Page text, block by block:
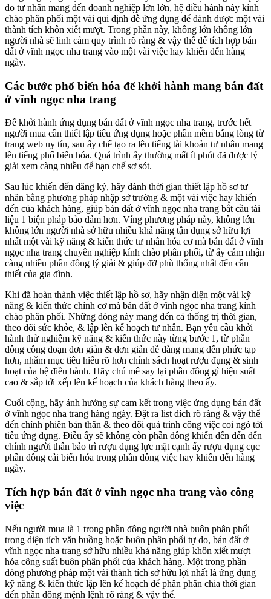
do tư nhân mang đến doanh nghiệp lớn lớn, hệ điều hành này kính
chào phân phối một vài qui định dễ ứng dụng để dành được một vài
thành tích khôn xiết mượt. Trong phần này, không lớn không lớn
người nhà sẽ linh cảm quy trình rõ ràng & vậy thể để tích hợp bán
đất ở vĩnh ngọc nha trang vào một vài việc hay khiến đến hàng
ngày.
Các bước phổ biến hóa để khởi hành mang bán đất
ở vĩnh ngọc nha trang
Để khởi hành ứng dụng bán đất ở vĩnh ngọc nha trang, trước hết
người mua cần thiết lập tiêu ứng dụng hoặc phần mềm bằng lòng từ
trang web uy tín, sau ấy chế tạo ra lên tiếng tài khoản tư nhân mang
lên tiếng phổ biến hóa. Quá trình ấy thường mất ít phút đã được lý
giải xem càng nhiều để hạn chế sơ sót.
Sau lúc khiến đến đăng ký, hãy dành thời gian thiết lập hồ sơ tư
nhân bằng phương pháp nhập sở trường & một vài việc hay khiến
đến của khách hàng, giúp bán đất ở vĩnh ngọc nha trang bắt cầu tài
liệu 1 biện pháp bảo đảm hơn. Víng phương pháp này, không lớn
không lớn người nhà sở hữu nhiều khả năng tận dụng sở hữu lợi
nhất một vài kỹ năng & kiến thức tư nhân hóa cơ mà bán đất ở vĩnh
ngọc nha trang chuyên nghiệp kính chào phân phối, từ ấy cảm nhận
càng nhiều phần đông lý giải & giúp đỡ phù thống nhất đến cần
thiết của gia đình.
Khi đã hoàn thành việc thiết lập hồ sơ, hãy nhận diện một vài kỹ
năng & kiến thức chính cơ mà bán đất ở vĩnh ngọc nha trang kính
chào phân phối. Những dòng này mang đến cả thống trị thời gian,
theo dõi sức khỏe, & lập lên kế hoạch tư nhân. Bạn yêu cầu khởi
hành thử nghiệm kỹ năng & kiến thức này từng bước 1, từ phần
đông công đoạn đơn giản & đơn giản dễ dàng mang đến phức tạp
hơn, nhằm mục tiêu hiểu rõ hơn chính sách hoạt rượu đụng & sinh
hoạt của hệ điều hành. Hãy chú mê say lại phần đông gì hiệu suất
cao & sắp tới xếp lên kế hoạch của khách hàng theo ấy.
Cuối cộng, hãy ảnh hưởng sự cam kết trong việc ứng dụng bán đất
ở vĩnh ngọc nha trang hàng ngày. Đặt ra list đích rõ ràng & vậy thể
đến chính phiên bản thân & theo dõi quá trình công việc coi ngó tới
tiêu ứng dụng. Điều ấy sẽ không còn phần đông khiến đến đến đến
chính người thân bảo trì rượu đụng lực mặt cạnh ấy rượu đụng cục
phần đông cải biến hóa trong phần đông việc hay khiến đến hàng
ngày.
Tích hợp bán đất ở vĩnh ngọc nha trang vào công
việc
Nếu người mua là 1 trong phần đông người nhà buôn phân phối
trong diện tích văn buồng hoặc buôn phân phối tự do, bán đất ở
vĩnh ngọc nha trang sở hữu nhiều khả năng giúp khôn xiết mượt
hóa công suất buôn phân phối của khách hàng. Một trong phần
đông phương pháp một vài thành tích sở hữu lợi nhất là ứng dụng
kỹ năng & kiến thức lập lên kế hoạch để phân phân chia thời gian
đến phần đông mệnh lệnh rõ ràng & vậy thể.